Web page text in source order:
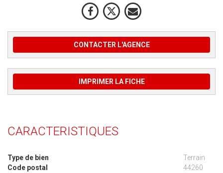
CONTACTER L'AGENCE
IMPRIMER LA FICHE
CARACTERISTIQUES
Type de bien
Terrain
Code postal
44260